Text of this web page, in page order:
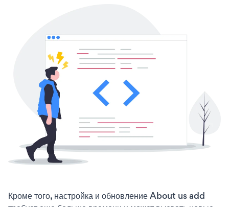
Кроме того, настройка и обновление About us add